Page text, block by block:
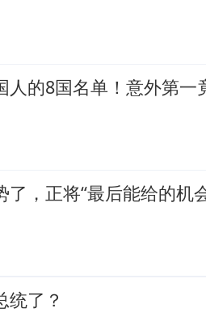
人的8国名单！意外第一
了，正将“最后能给的机
统了？